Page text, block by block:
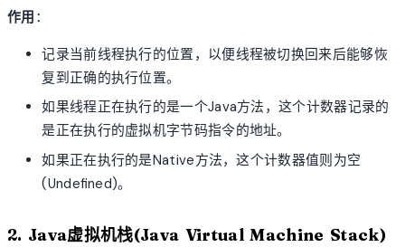
作用 ：
记录当前线程执行的位置，以便线程被切换回来后能够恢
复到正确的执行位置。
如果线程正在执行的是一个Java方法，这个计数器记录的
是正在执行的虚拟机字节码指令的地址。
如果正在执行的是Native方法，这个计数器值则为空
(Undefined)。
2. Java虚拟机栈(Java Virtual Machine Stack)